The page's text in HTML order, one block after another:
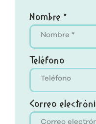
Nombre *
Teléfono
Correo